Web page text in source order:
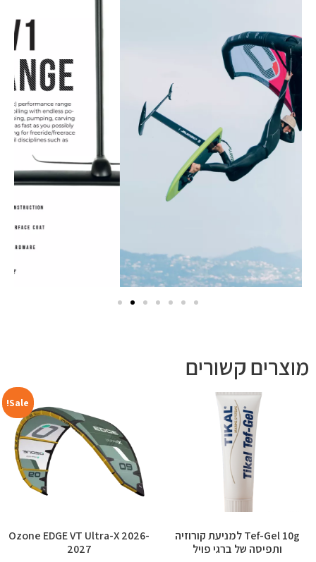
מוצרים קשורים
Tef-Gel 10g למניעת קורוזיה
ותפיסה של ברגי פויל
Sale!
Ozone EDGE VT Ultra-X 2026-
2027